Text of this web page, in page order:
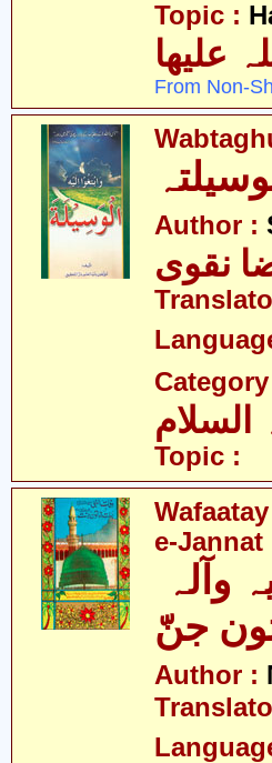
Topic :
علیھا
From Non-
Author :
نقوی
Topic :
e-Jannat
جنّ
Author :